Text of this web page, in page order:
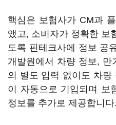
핵심은 보험사가 CM과
앴고, 소비자가 정확한 보
도록 핀테크사에 정보 공
개발원에서 차량 정보, 만
의 별도 입력 없이도 차량
이 자동으로 기입되며 보
정보를 추가로 제공합니다.